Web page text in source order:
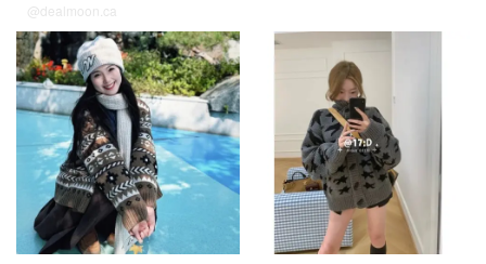
@dealmoon.ca
毛衣针织衫 毛衣针织衫